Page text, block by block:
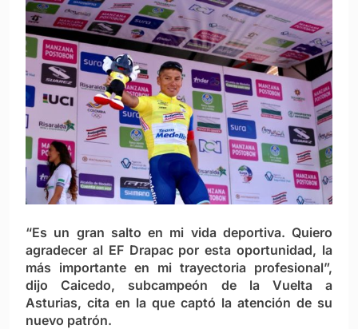
“Es un gran salto en mi vida deportiva. Quiero
agradecer al EF Drapac por esta oportunidad, la
más importante en mi trayectoria profesional”,
dijo Caicedo, subcampeón de la Vuelta a
Asturias, cita en la que captó la atención de su
nuevo patrón.